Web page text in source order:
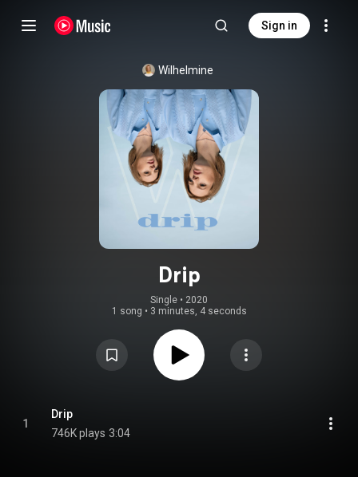
Sign in
Wilhelmine
Drip
Single • 2020
1 song • 3 minutes, 4 seconds
1
Drip
746K plays 3:04